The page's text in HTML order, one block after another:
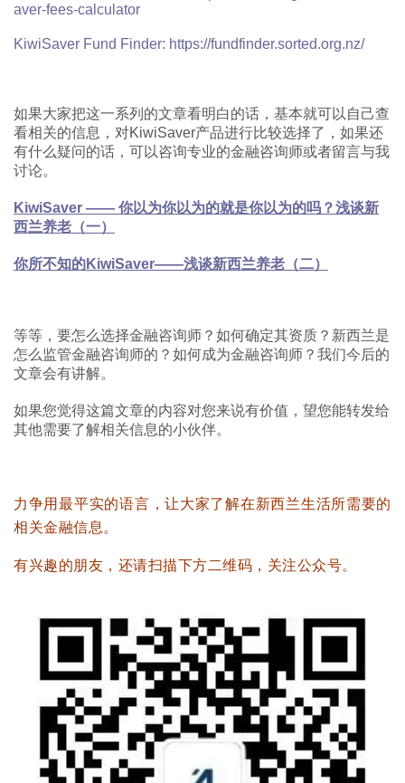
aver-fees-calculator
KiwiSaver Fund Finder: https://fundfinder.sorted.org.nz/
如果大家把这一系列的文章看明白的话，基本就可以自己查
看相关的信息，对KiwiSaver产品进行比较选择了，如果还
有什么疑问的话，可以咨询专业的金融咨询师或者留言与我
讨论。
KiwiSaver —— 你以为你以为的就是你以为的吗？浅谈新
西兰养老（一）
你所不知的KiwiSaver——浅谈新西兰养老（二）
等等，要怎么选择金融咨询师？如何确定其资质？新西兰是
怎么监管金融咨询师的？如何成为金融咨询师？我们今后的
文章会有讲解。
如果您觉得这篇文章的内容对您来说有价值，望您能转发给
其他需要了解相关信息的小伙伴。
力争用最平实的语言，让大家了解在新西兰生活所需要的
相关金融信息。
有兴趣的朋友，还请扫描下方二维码，关注公众号。